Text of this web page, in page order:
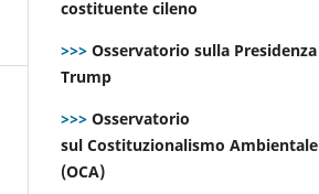
costituente cileno
>>> Osservatorio sulla Presidenza
Trump
>>> Osservatorio
sul Costituzionalismo Ambientale
(OCA)